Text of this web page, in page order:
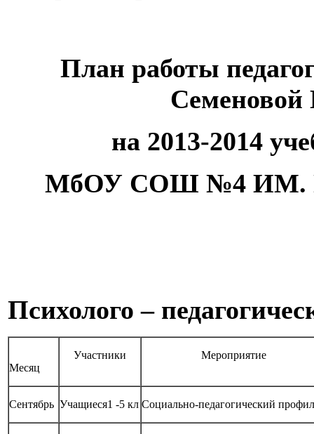
План работы
на 2013-2014
МбОУ СОШ №4 ИМ.
Психолого –
Месяц
Участники Мероприятие
Сентябрь Учащиеся1 -5 кл Социально-педагогический